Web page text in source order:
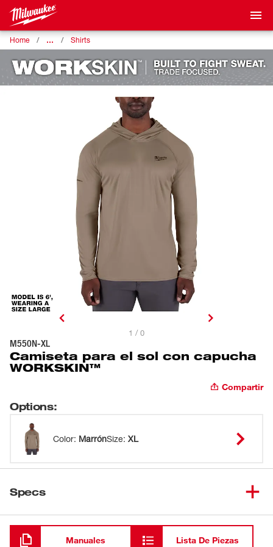
Home … Shirts
1 / 0
M550N-XL
Camiseta para el sol con capucha
WORKSKIN™
Compartir
Options:
Color: MarrónSize: XL
Specs
Cargando
Manuales Lista De Piezas